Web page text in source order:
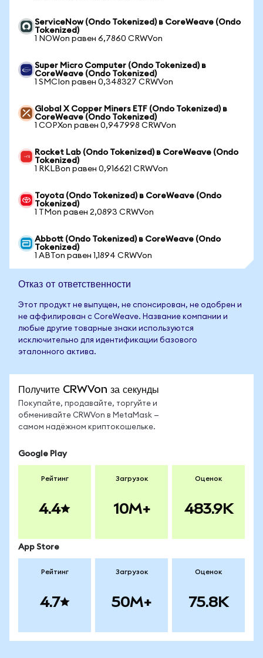
ServiceNow (Ondo Tokenized) в CoreWeave (Ondo
Tokenized)
1 NOWon равен 6,7860 CRWVon
Super Micro Computer (Ondo Tokenized) в
CoreWeave (Ondo Tokenized)
1 SMCIon равен 0,348327 CRWVon
Global X Copper Miners ETF (Ondo Tokenized) в
CoreWeave (Ondo Tokenized)
1 COPXon равен 0,947998 CRWVon
Rocket Lab (Ondo Tokenized) в CoreWeave (Ondo
Tokenized)
1 RKLBon равен 0,916621 CRWVon
Toyota (Ondo Tokenized) в CoreWeave (Ondo
Tokenized)
1 TMon равен 2,0893 CRWVon
Abbott (Ondo Tokenized) в CoreWeave (Ondo
Tokenized)
1 ABTon равен 1,1894 CRWVon
Отказ от ответственности
Этот продукт не выпущен, не спонсирован, не одобрен и
не аффилирован с CoreWeave. Название компании и
любые другие товарные знаки используются
исключительно для идентификации базового
эталонного актива.
Получите CRWVon за секунды
Покупайте, продавайте, торгуйте и
обменивайте CRWVon в MetaMask —
самом надёжном криптокошельке.
Google Play
Рейтинг
4.4
Загрузок
10M+
Оценок
483.9K
App Store
Рейтинг
4.7
Загрузок
50M+
Оценок
75.8K